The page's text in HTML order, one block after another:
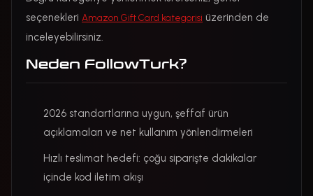
seçenekleri Amazon Gift Card kategorisi üzerinden de
inceleyebilirsiniz.
Neden FollowTurk?
2026 standartlarına uygun, şeffaf ürün
açıklamaları ve net kullanım yönlendirmeleri
Hızlı teslimat hedefi: çoğu siparişte dakikalar
içinde kod iletim akışı